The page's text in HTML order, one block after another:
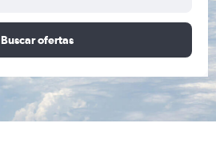
Buscar ofertas